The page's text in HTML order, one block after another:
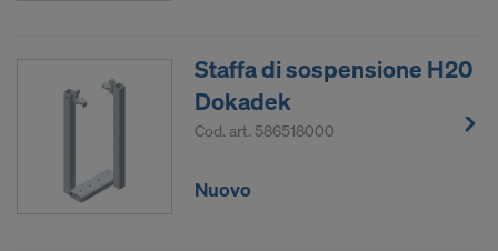
Staffa di sospensione H20
Dokadek
Cod. art. 586518000
Nuovo